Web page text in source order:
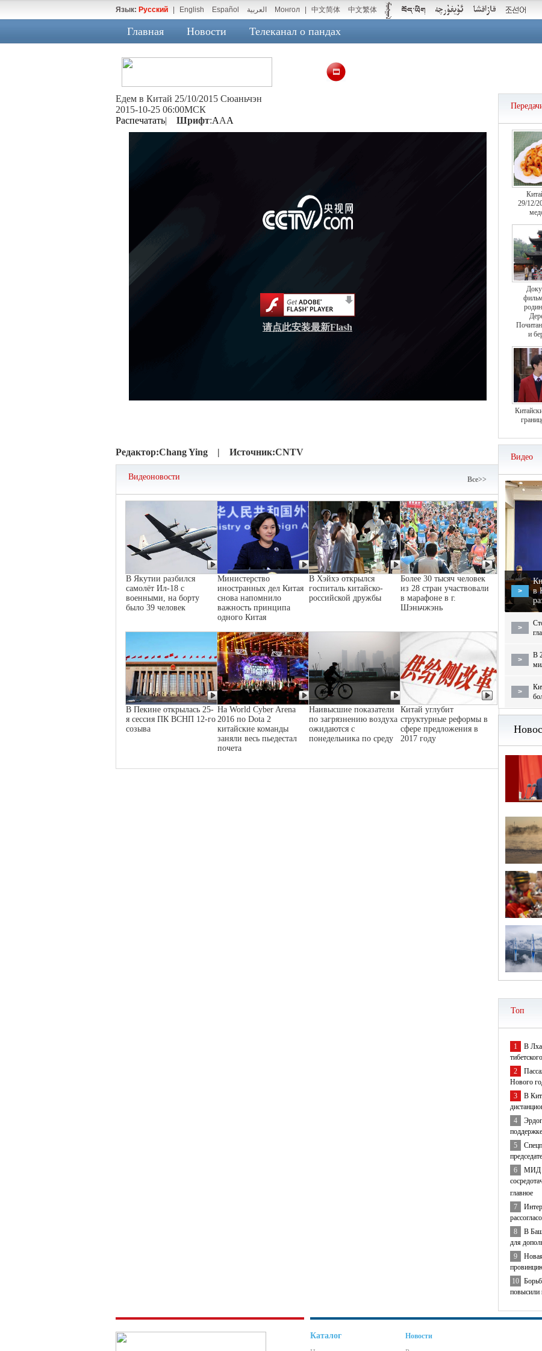
Язык: Русский English Español العربية Монгол 中文简体 中文繁体
Главная Новости Телеканал о пандах
Едем в Китай 25/10/2015 Сюаньчэн
2015-10-25 06:00МСК
Распечатать| Шрифт:AAA
请点此安装最新Flash
Редактор:Chang Ying | Источник:CNTV
Видеоновости Bce>>
В Якутии разбился
самолёт Ил-18 с
военными, на борту
было 39 человек
Министерство
иностранных дел Китая
снова напомнило
важность принципа
одного Китая
В Хэйхэ открылся
госпиталь китайско-
российской дружбы
Более 30 тысяч человек
из 28 стран участвовали
в марафоне в г.
Шэньчжэнь
В Пекине открылась 25-
я сессия ПК ВСНП 12-го
созыва
На World Cyber Arena
2016 по Dota 2
китайские команды
заняли весь пьедестал
почета
Наивысшие показатели
по загрязнению воздуха
ожидаются с
понедельника по среду
Китай углубит
структурные реформы в
сфере предложения в
2017 году
29/12/
и
Видео
>
в
>
>
В
>
Топ
1 В
2
Нового
3 В
4
5
6 МИД
главное
7
8 В
для
9
10
повысили
Каталог
Новости